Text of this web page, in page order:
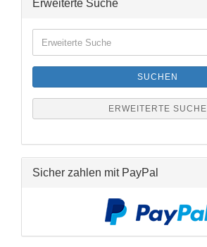
Erweiterte Suche
Suche
SUCHEN
ERWEITERTE SUCHE
Sicher zahlen mit PayPal